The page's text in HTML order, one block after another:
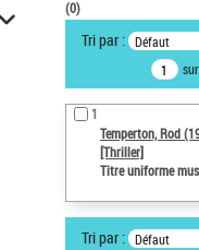
VOTRE RECHERCHE
Recherche avancée
notices d’autorité
Œuvres liées à l'auteur
Temperton, Rod
Sauvegarder votre
AFFINER
Type de notice
(0)
Tri par : Défaut
1
Temperton, Rod
[Thriller]
Titre uniforme
Tri par : Défaut